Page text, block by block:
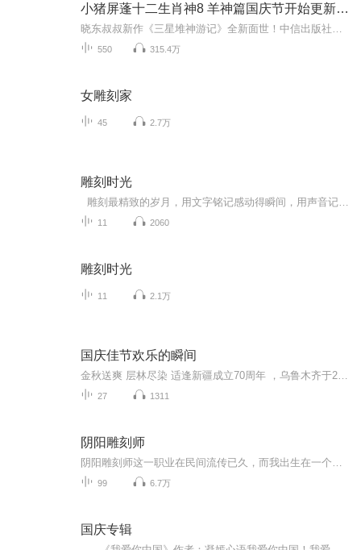
小猪屏蓬十二生肖神8 羊神篇国庆节开始更新啦！
550 315.4万
女雕刻家
45 2.7万
雕刻时光
11 2060
雕刻时光
11 2.1万
国庆佳节欢乐的瞬间
27 1311
阴阳雕刻师
99 6.7万
国庆专辑